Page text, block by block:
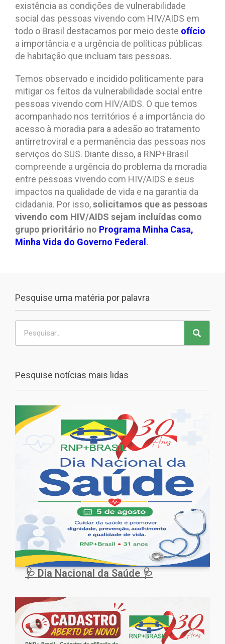
existência as condições de vulnerabilidade
social das pessoas vivendo com HIV/AIDS em
todo o Brasil destacamos por meio deste ofício
a importância e a urgência de políticas públicas
de habitação que incluam tais pessoas.
Temos observado e incidido politicamente para
mitigar os feitos da vulnerabilidade social entre
pessoas vivendo com HIV/AIDS. O que temos
acompanhado nos territórios é a importância do
acesso à moradia para a adesão ao tratamento
antirretroviral e a permanência das pessoas nos
serviços do SUS. Diante disso, a RNP+Brasil
compreende a urgência do problema da moradia
entre pessoas vivendo com HIV/AIDS e seus
impactos na qualidade de vida e na garantia da
cidadania. Por isso,solicitamos que as pessoas
vivendo com HIV/AIDS sejam incluídas como
grupo prioritário no Programa Minha Casa,
Minha Vida do Governo Federal .
Pesquise uma matéria por palavra
Pesquise notícias mais lidas
🩺 Dia Nacional da Saúde 🩺